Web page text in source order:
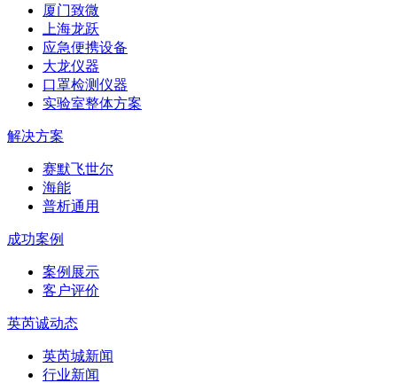
厦门致微
上海龙跃
应急便携设备
大龙仪器
口罩检测仪器
实验室整体方案
解决方案
赛默飞世尔
海能
普析通用
成功案例
案例展示
客户评价
英芮诚动态
英芮城新闻
行业新闻